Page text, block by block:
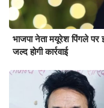
भाजपा नेता मयूरेश पिंगले पर
जल्द होगी कार्रवाई